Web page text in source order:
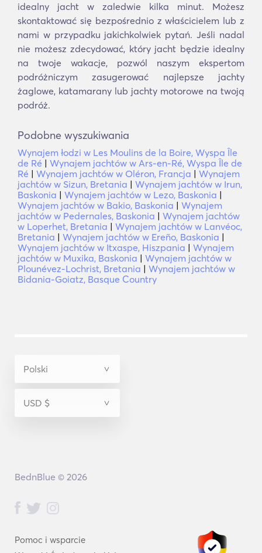
idealny jacht w zaledwie kilka minut. Możesz
skontaktować się bezpośrednio z właścicielem lub z
nami w przypadku jakichkolwiek pytań. Jeśli nadal
nie możesz zdecydować, który jacht będzie idealny
na twoje wakacje, pozwól naszym ekspertom
podróżniczym zasugerować najlepsze jachty
żaglowe, katamarany lub jachty motorowe na twoją
podróż.
Podobne wyszukiwania
Wynajem łodzi w Les Moulins de la Boire, Wyspa Île
de Ré | Wynajem jachtów w Ars-en-Ré, Wyspa Île de
Ré | Wynajem jachtów w Oléron, Francja | Wynajem
jachtów w Sizun, Bretania | Wynajem jachtów w Irun,
Baskonia | Wynajem jachtów w Lezo, Baskonia |
Wynajem jachtów w Bakio, Baskonia | Wynajem
jachtów w Pedernales, Baskonia | Wynajem jachtów
w Loperhet, Bretania | Wynajem jachtów w Lanvéoc,
Bretania | Wynajem jachtów w Ereño, Baskonia |
Wynajem jachtów w Itxaspe, Hiszpania | Wynajem
jachtów w Muxika, Baskonia | Wynajem jachtów w
Plounévez-Lochrist, Bretania | Wynajem jachtów w
Bidania-Goiatz, Basque Country
Pomoc i wsparcie
BednBlue © 2026